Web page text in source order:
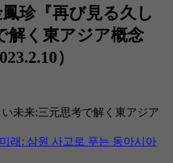
鳳珍『再び見る久し
解く東アジア概念
）
未来:三元思考で解く東アジア
래: 삼원 사고로 푸는 동아시아